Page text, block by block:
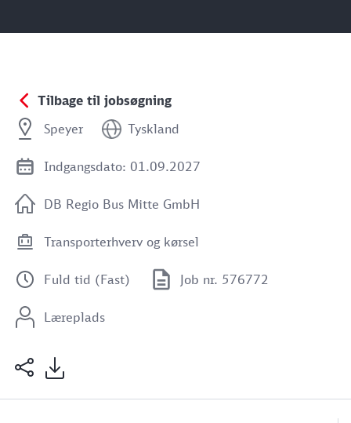
Tilbage til jobsøgning
Speyer
Tyskland
Indgangsdato: 01.09.2027
DB Regio Bus Mitte GmbH
Transporterhverv og kørsel
Fuld tid (Fast) Job nr. 576772
Læreplads